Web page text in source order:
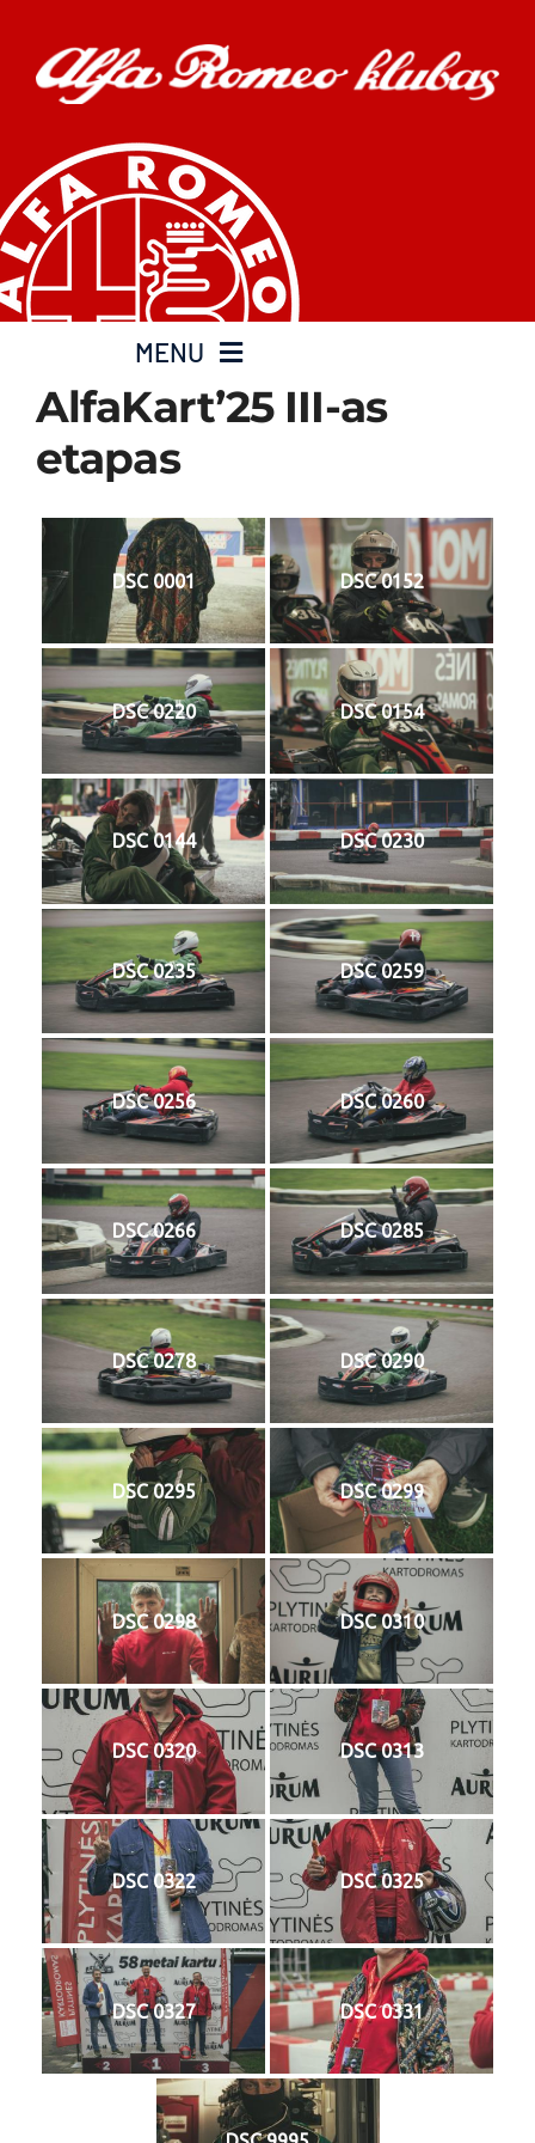
content
MENU
Apie klubą
Parama
Bendruomenė
Partneriai / rėmėjai
Renginiai
Galerija
Kontaktai
AlfaKart’25 III-as
etapas
DSC 0001 DSC 0152
DSC 0220 DSC 0154
DSC 0144 DSC 0230
DSC 0235 DSC 0259
DSC 0256 DSC 0260
DSC 0266 DSC 0285
DSC 0278 DSC 0290
DSC 0295 DSC 0299
DSC 0298 DSC 0310
DSC 0320 DSC 0313
DSC 0322 DSC 0325
DSC 0327 DSC 0331